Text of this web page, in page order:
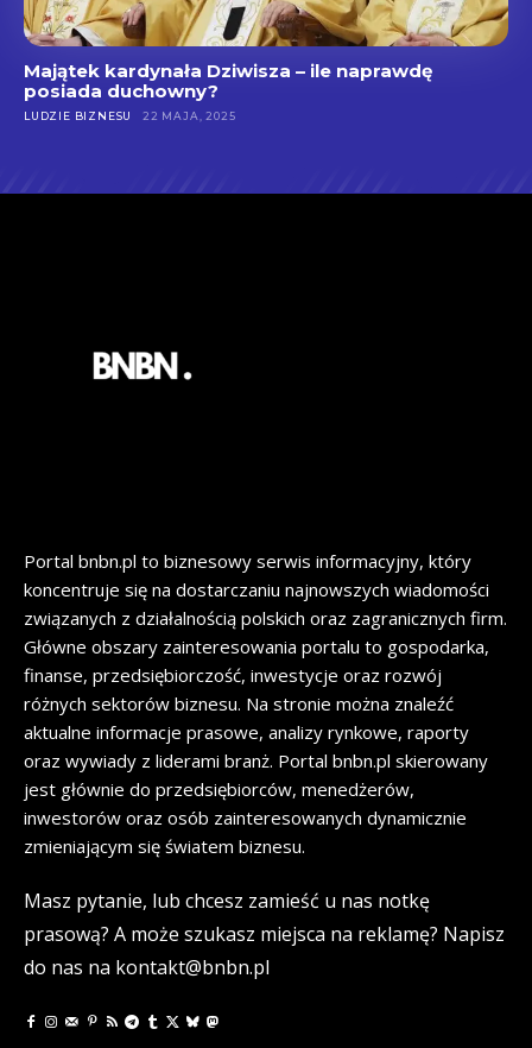
Majątek kardynała Dziwisza – ile naprawdę
posiada duchowny?
LUDZIE BIZNESU 22 MAJA, 2025
Portal bnbn.pl to biznesowy serwis informacyjny, który
koncentruje się na dostarczaniu najnowszych wiadomości
związanych z działalnością polskich oraz zagranicznych firm.
Główne obszary zainteresowania portalu to gospodarka,
finanse, przedsiębiorczość, inwestycje oraz rozwój
różnych sektorów biznesu. Na stronie można znaleźć
aktualne informacje prasowe, analizy rynkowe, raporty
oraz wywiady z liderami branż. Portal bnbn.pl skierowany
jest głównie do przedsiębiorców, menedżerów,
inwestorów oraz osób zainteresowanych dynamicznie
zmieniającym się światem biznesu.
Masz pytanie, lub chcesz zamieść u nas notkę
prasową? A może szukasz miejsca na reklamę? Napisz
do nas na kontakt@bnbn.pl